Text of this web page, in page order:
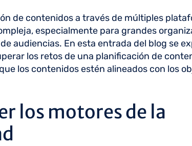
de contenidos a través de múltiples
especialmente para grandes
audiencias. En esta entrada del blog se
los retos de una planificación de
los contenidos estén alineados con los
los motores de la